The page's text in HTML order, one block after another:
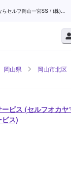
セルフ岡山一宮SS / (株)マ
岡山県 岡山市北区
ビス (セルフオカヤ
ス)